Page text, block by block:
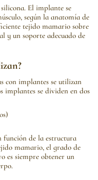
El implante se
según la anatomía de
tejido mamario sobre
y un soporte adecuado de
con implantes se utilizan
implantes se dividen en dos
función de la estructura
mamario, el grado de
es siempre obtener un